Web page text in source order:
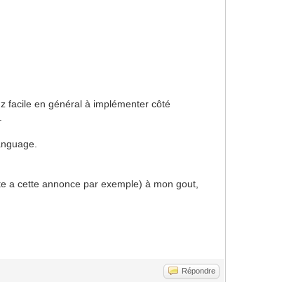
facile en général à implémenter côté
a cette annonce par exemple) à mon gout,
Répondre